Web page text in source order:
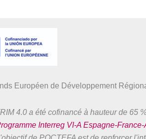
Européen de Développement
4.0 a été cofinancé à hauteur de 65
Interreg VI-A Espagne-